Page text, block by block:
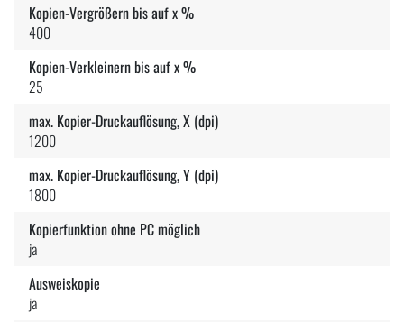
Kopien-Vergrößern bis auf x %
400
Kopien-Verkleinern bis auf x %
25
max. Kopier-Druckauflösung, X (dpi)
1200
max. Kopier-Druckauflösung, Y (dpi)
1800
Kopierfunktion ohne PC möglich
ja
Ausweiskopie
ja